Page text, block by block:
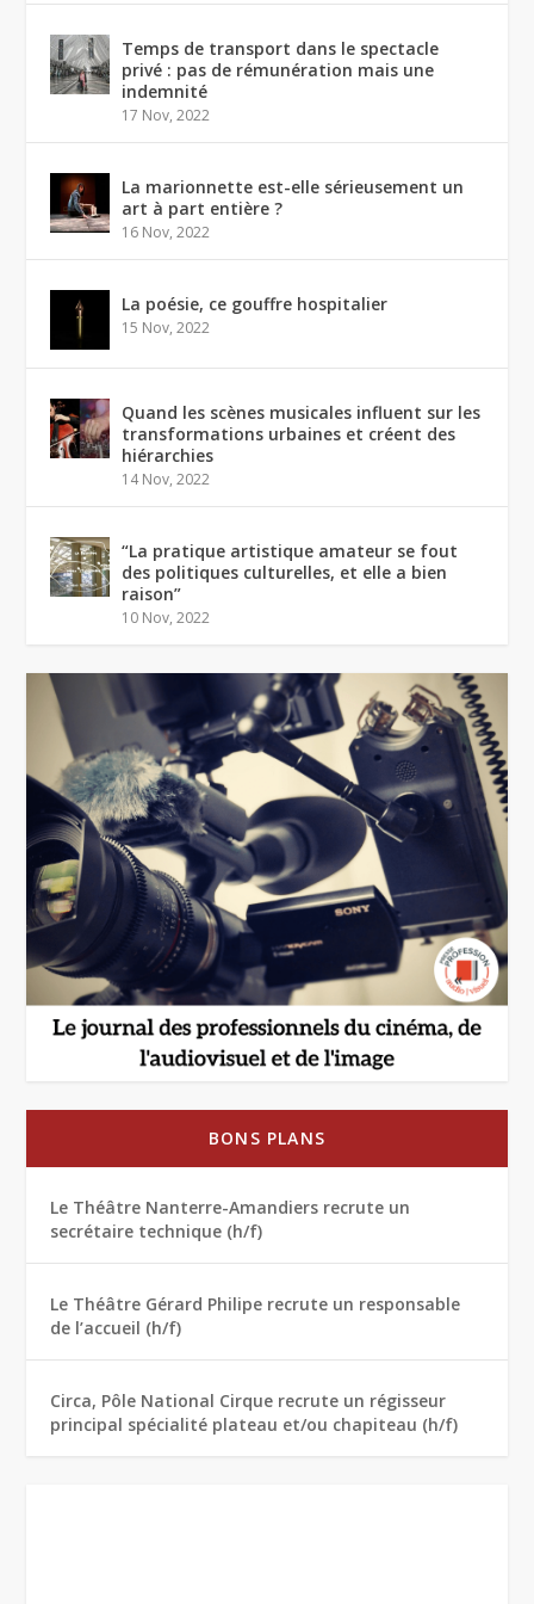
Temps de transport dans le spectacle
privé : pas de rémunération mais une
indemnité
17 Nov, 2022
La marionnette est-elle sérieusement un
art à part entière ?
16 Nov, 2022
La poésie, ce gouffre hospitalier
15 Nov, 2022
Quand les scènes musicales influent sur les
transformations urbaines et créent des
hiérarchies
14 Nov, 2022
“La pratique artistique amateur se fout
des politiques culturelles, et elle a bien
raison”
10 Nov, 2022
BONS PLANS
Le Théâtre Nanterre-Amandiers recrute un
secrétaire technique (h/f)
Le Théâtre Gérard Philipe recrute un responsable
de l’accueil (h/f)
Circa, Pôle National Cirque recrute un régisseur
principal spécialité plateau et/ou chapiteau (h/f)